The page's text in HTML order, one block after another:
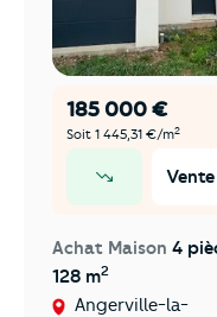
185 000 €
Soit 1 445,31 €/m2
Vente
Achat Maison 4
128 m2
Angerville-la-